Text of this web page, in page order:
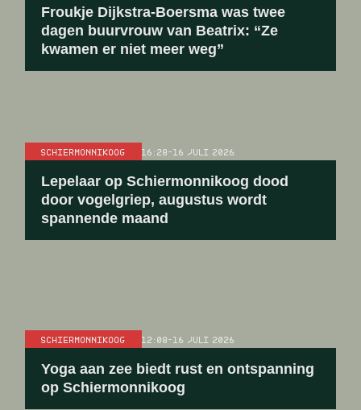
Froukje Dijkstra-Boersma was twee
dagen buurvrouw van Beatrix: “Ze
kwamen er niet meer weg”
SCHIERMONNIKOOG 16:28-16 JULI 2026
Lepelaar op Schiermonnikoog dood
door vogelgriep, augustus wordt
spannende maand
SCHIERMONNIKOOG 12:08-16 JULI 2026
Yoga aan zee biedt rust en ontspanning
op Schiermonnikoog